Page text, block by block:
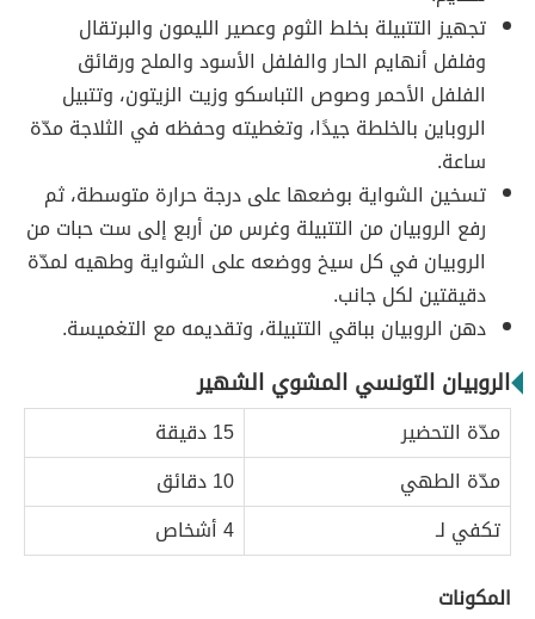
تجهيز التتبيلة بخلط الثوم وعصير الليمون والبرتقال
وفلفل أنهايم الحار والفلفل الأسود والملح ورقائق
الفلفل الأحمر وصوص التباسكو وزيت الزيتون، وتتبيل
الروباين بالخلطة جيدًا، وتغطيته وحفظه في الثلاجة مدّة
ساعة.
تسخين الشواية بوضعها على درجة حرارة متوسطة، ثم
رفع الروبيان من التتبيلة وغرس من أربع إلى ست حبات من
الروبيان في كل سيخ ووضعه على الشواية وطهيه لمدّة
دقيقتين لكل جانب.
دهن الروبيان بباقي التتبيلة، وتقديمه مع التغميسة.
الروبيان التونسي المشوي الشهير
مدّة التحضير
15 دقيقة
مدّة الطهي
10 دقائق
تكفي لـ
4 أشخاص
المكونات